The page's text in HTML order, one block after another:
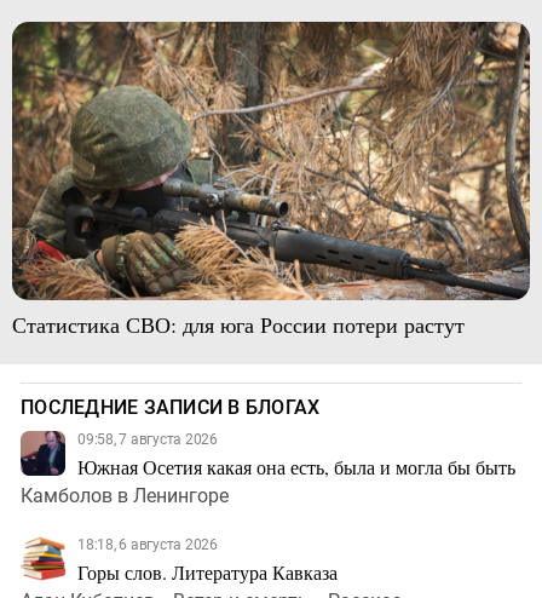
Статистика СВО: для юга России потери растут
ПОСЛЕДНИЕ ЗАПИСИ В БЛОГАХ
09:58, 7 августа 2026
Южная Осетия какая она есть, была и могла бы быть
Камболов в Ленингоре
18:18, 6 августа 2026
Горы слов. Литература Кавказа